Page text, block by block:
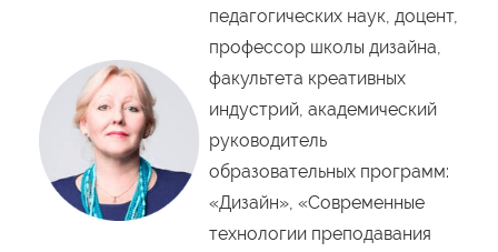
педагогических наук, доцент,
профессор школы дизайна,
факультета креативных
индустрий, академический
руководитель
образовательных программ:
«Дизайн», «Современные
технологии преподавания